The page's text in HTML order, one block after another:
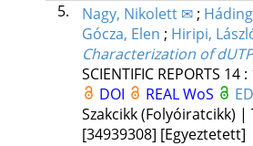
5.
Nagy, Nikolett ✉;
Gócza, Elen ; Hiripi,
Characterization of
SCIENTIFIC REPORTS 14:
DOI
REALWoS
Szakcikk (Folyóiratcikk)
[34939308] [Egyeztetett]